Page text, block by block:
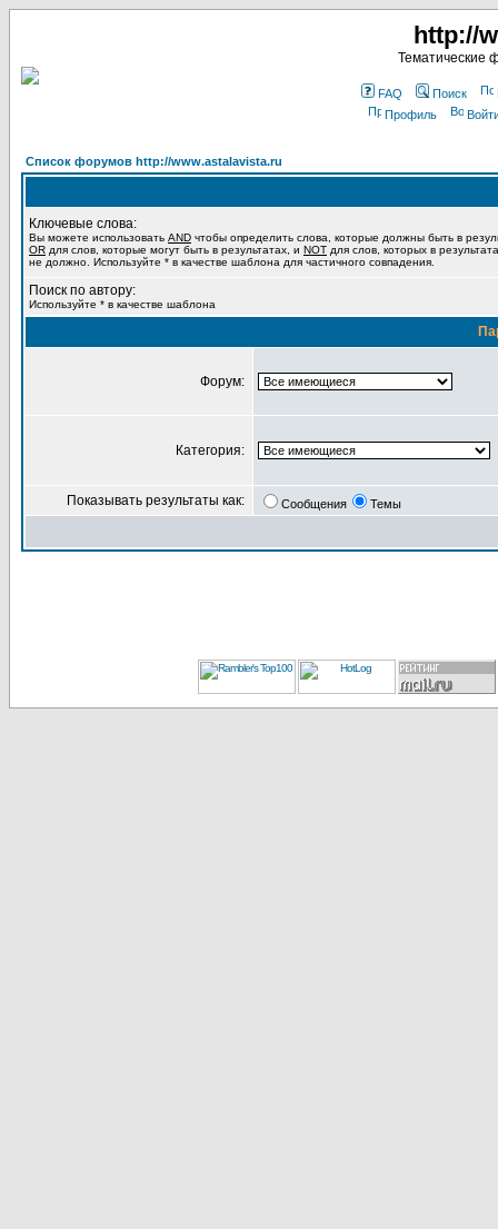
http://
Тематические
FAQ Поиск
Профиль
Список форумов http://www.astalavista.ru
Ключевые слова:
Вы можете использовать AND чтобы определить слова, которые должны быть в
OR для слов, которые могут быть в результатах, и NOT для слов, которых в
не должно. Используйте * в качестве шаблона для частичного совпадения.
Поиск по автору:
Используйте * в качестве шаблона
Форум:
Категория:
Показывать результаты как: Сообщения Темы